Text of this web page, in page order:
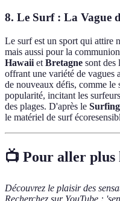
8. Le Surf : La Vague
Le surf est un sport qui attire
mais aussi pour la
Hawaii et Bretagne sont des
offrant une variété de vagues
de nouveaux défis, comme le
popularité, incitant les
des plages. D'après le
le matériel de surf
📺 Pour aller plus
Découvrez le plaisir des
Recherchez sur YouTube :